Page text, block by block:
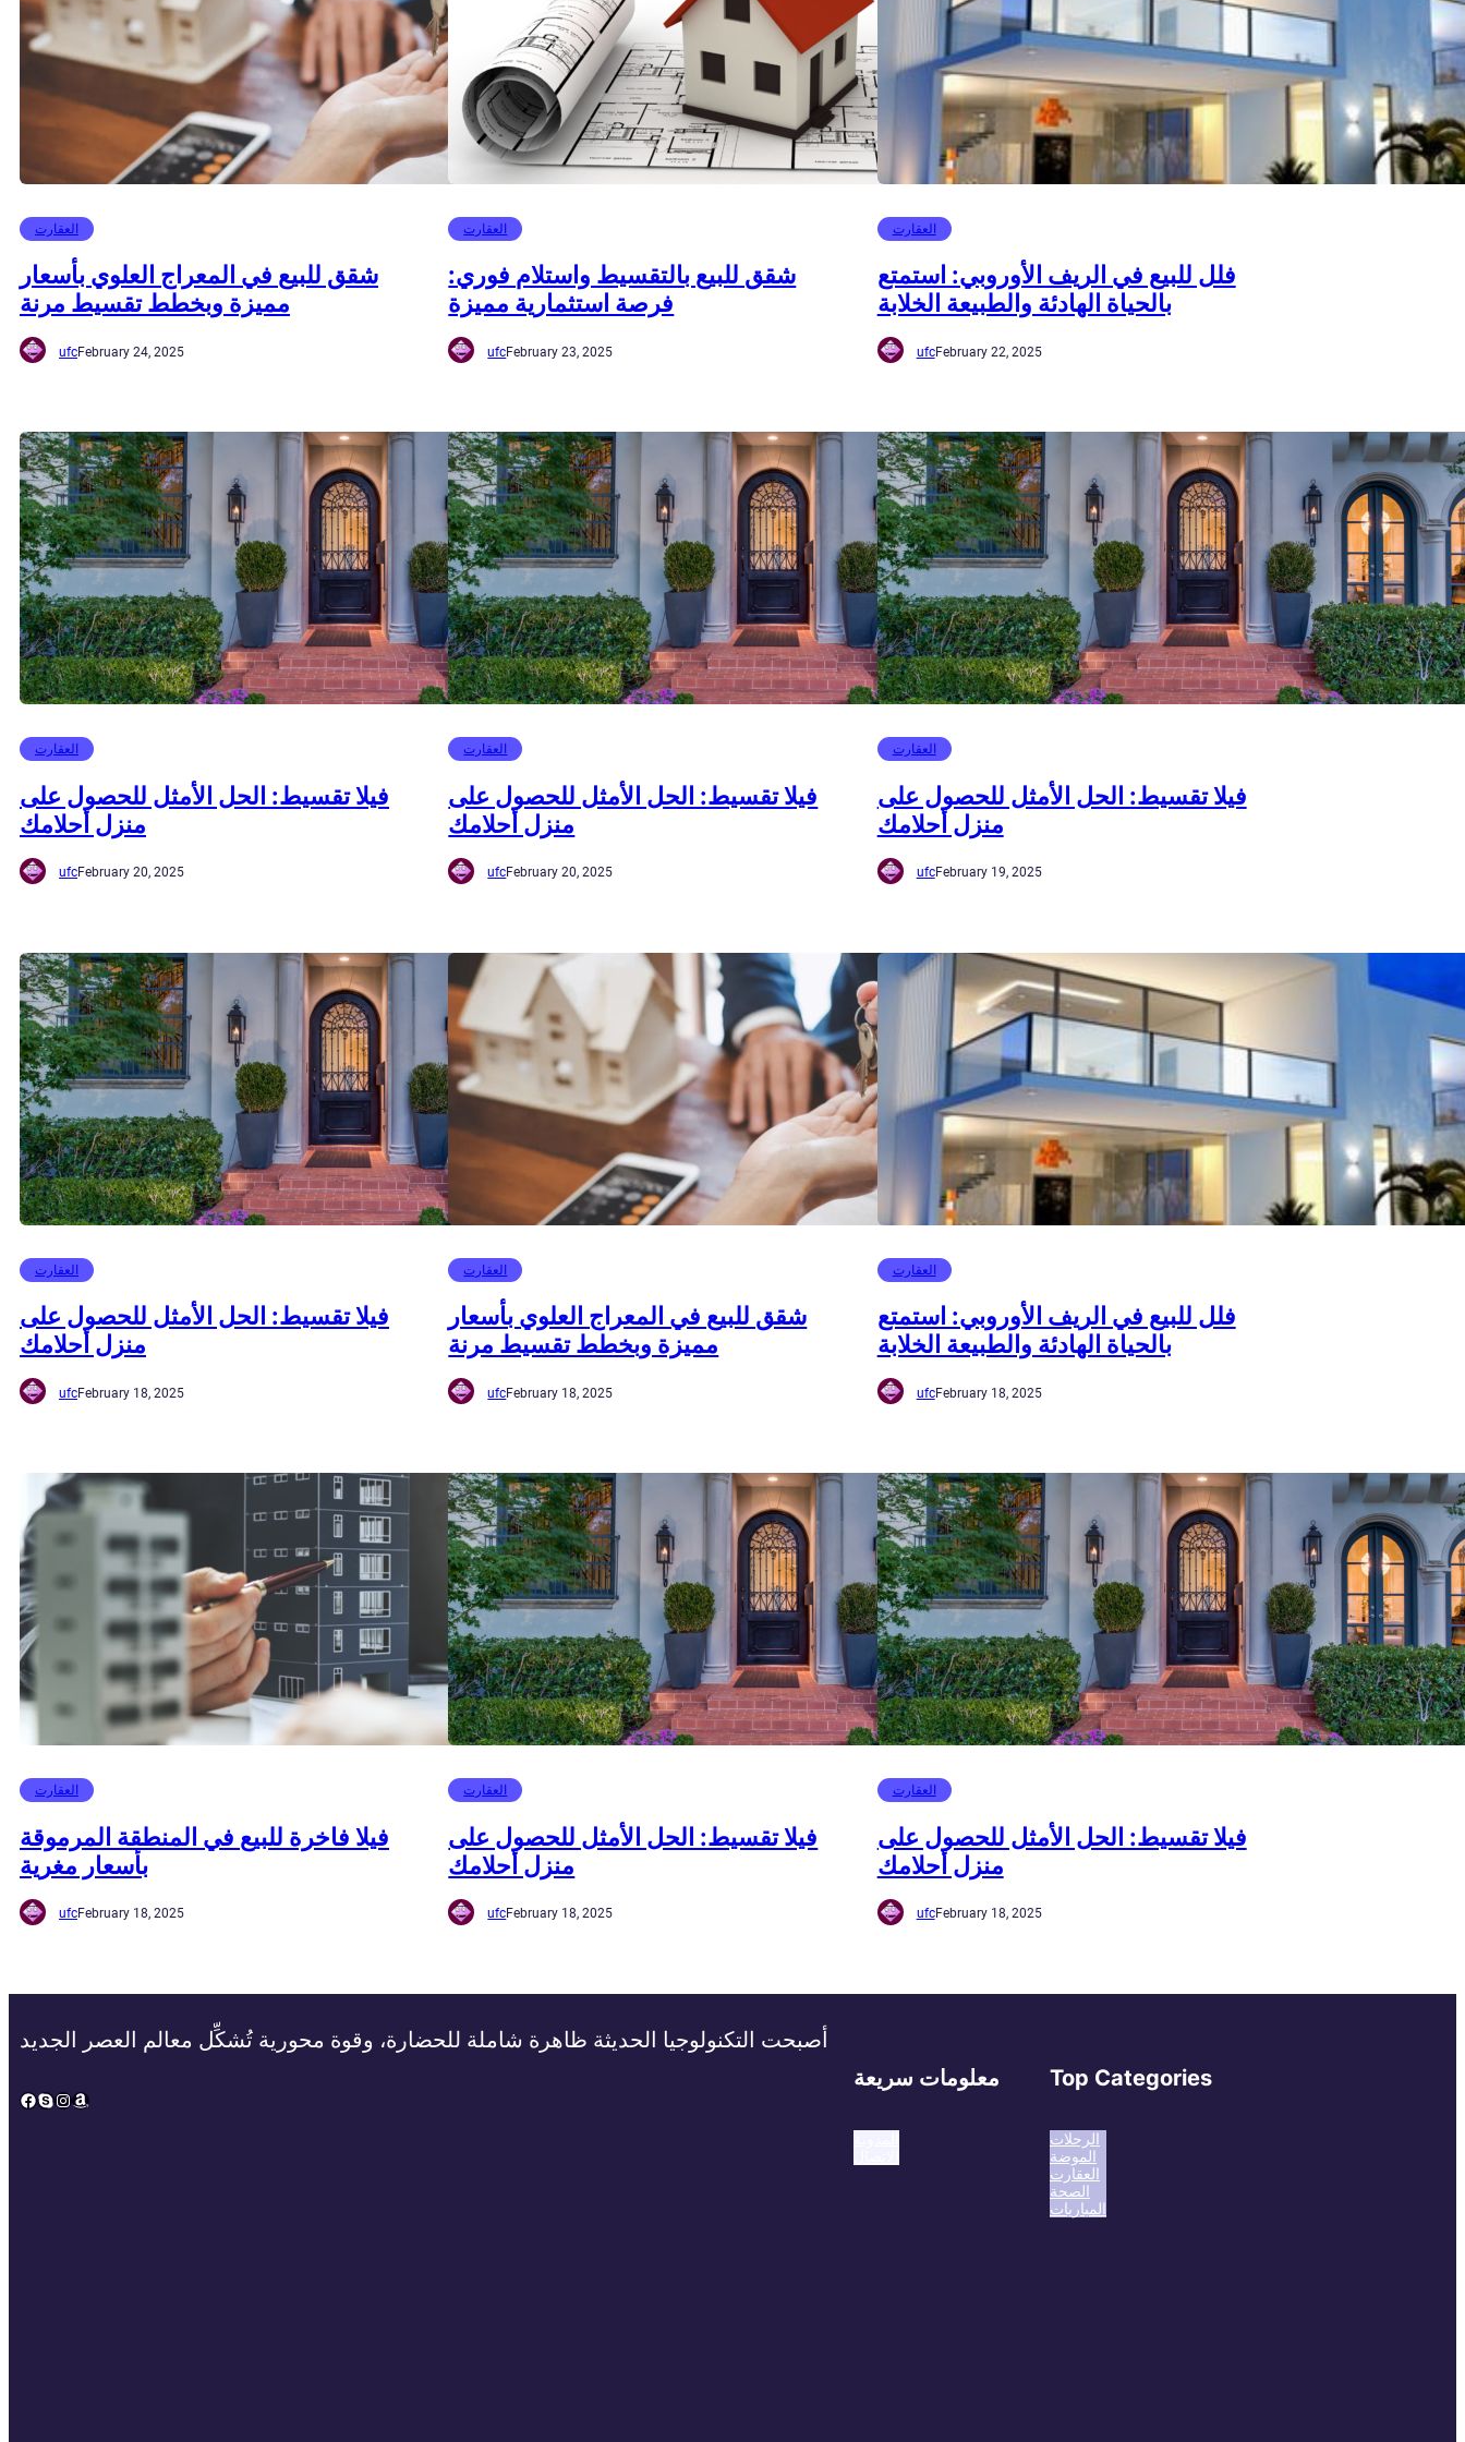
العقارت
شقق للبيع في المعراج العلوي بأسعار
مميزة وبخطط تقسيط مرنة
ufcFebruary 24, 2025
العقارت
شقق للبيع بالتقسيط واستلام فوري:
فرصة استثمارية مميزة
ufcFebruary 23, 2025
العقارت
فلل للبيع في الريف الأوروبي: استمتع
بالحياة الهادئة والطبيعة الخلابة
ufcFebruary 22, 2025
العقارت
فيلا تقسيط: الحل الأمثل للحصول على
منزل أحلامك
ufcFebruary 20, 2025
العقارت
فيلا تقسيط: الحل الأمثل للحصول على
منزل أحلامك
ufcFebruary 20, 2025
العقارت
فيلا تقسيط: الحل الأمثل للحصول على
منزل أحلامك
ufcFebruary 19, 2025
العقارت
فيلا تقسيط: الحل الأمثل للحصول على
منزل أحلامك
ufcFebruary 18, 2025
العقارت
شقق للبيع في المعراج العلوي بأسعار
مميزة وبخطط تقسيط مرنة
ufcFebruary 18, 2025
العقارت
فلل للبيع في الريف الأوروبي: استمتع
بالحياة الهادئة والطبيعة الخلابة
ufcFebruary 18, 2025
العقارت
فيلا فاخرة للبيع في المنطقة المرموقة
بأسعار مغرية
ufcFebruary 18, 2025
العقارت
فيلا تقسيط: الحل الأمثل للحصول على
منزل أحلامك
ufcFebruary 18, 2025
العقارت
فيلا تقسيط: الحل الأمثل للحصول على
منزل أحلامك
ufcFebruary 18, 2025
أصبحت التكنولوجيا الحديثة ظاهرة شاملة للحضارة، وقوة محورية تُشكِّل معالم العصر الجديد
Facebook
Skype
Instagram
Amazon
معلومات سريعة Top Categories
الرحلات
الموضة
العقارت
الصحة
المباريات